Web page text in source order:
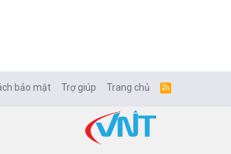
bảo mật Trợ giúp Trang chủ
R